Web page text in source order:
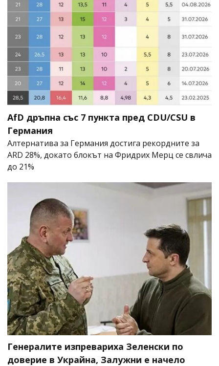
AfD дръпна със 7 пункта пред CDU/CSU в
Германия
Алтернатива за Германия достига рекордните за
ARD 28%, докато блокът на Фридрих Мерц се свлича
до 21%
Генералите изпревариха Зеленски по
доверие в Украйна, Залужни е начело